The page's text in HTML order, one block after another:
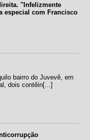
"Infelizmente
especial com Francisco
bairro do Juvevê, em
dois contêin[...]